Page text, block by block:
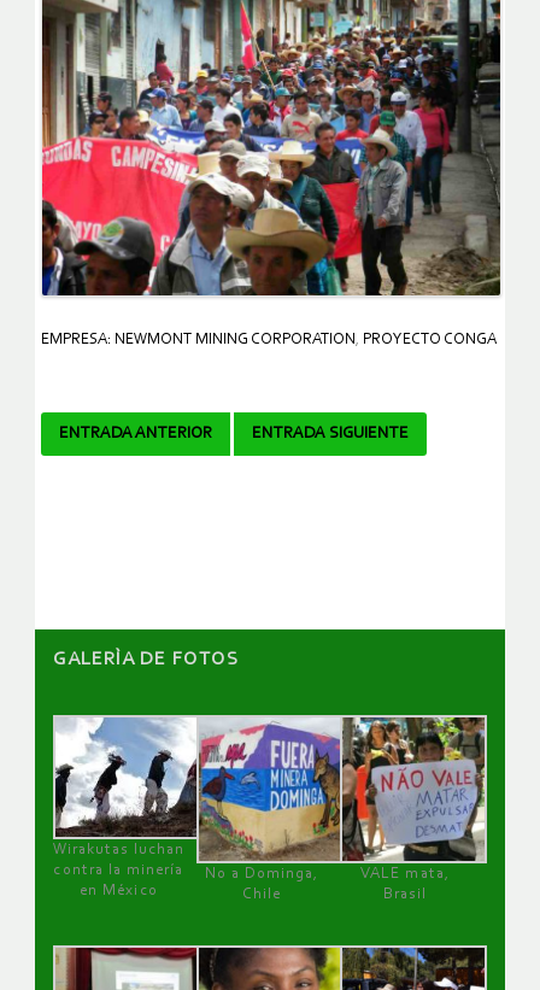
EMPRESA: NEWMONT MINING CORPORATION , PROYECTO CONGA
Navegador
ENTRADA ANTERIOR ENTRADA SIGUIENTE
GALERÌA DE FOTOS
Wirakutas luchan
contra la minería
en México
No a Dominga,
Chile
VALE mata,
Brasil